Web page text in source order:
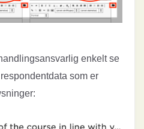
enkelt se
som er